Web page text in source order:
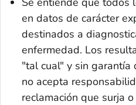
en datos de carácter
destinados a
enfermedad. Los
"tal cual" y sin garantía
no acepta
reclamación que surja